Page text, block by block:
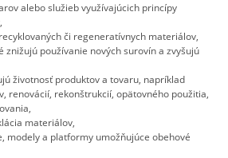
alebo služieb využívajúcich princípy
či regeneratívnych materiálov,
znižujú používanie nových surovín a zvyšujú
životnosť produktov a tovaru, napríklad
renovácií, rekonštrukcií, opätovného použitia,
materiálov,
modely a platformy umožňujúce obehové